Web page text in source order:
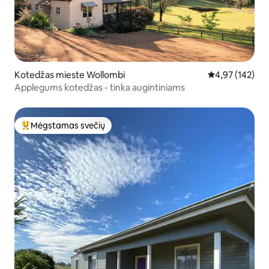
Kotedžas mieste Wollombi Vidutinis
4,97 (142)
Applegums kotedžas - tinka augintiniams
Svečių mėgstamiausias
Mėgstamas svečių